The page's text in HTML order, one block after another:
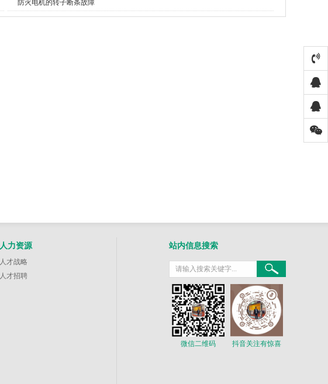
电动卷帘
防火电机的转子断条故障
站内信息搜索
微信二维码 抖音关注有惊喜
人力资源
人才战略
人才招聘